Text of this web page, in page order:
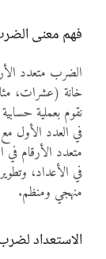
فهم معنى
الضرب متعدد
نقوم بعملية
في العدد الأول
متعدد الأرقام في
في الأعداد،
منهجي ومنظم.
الاستعداد